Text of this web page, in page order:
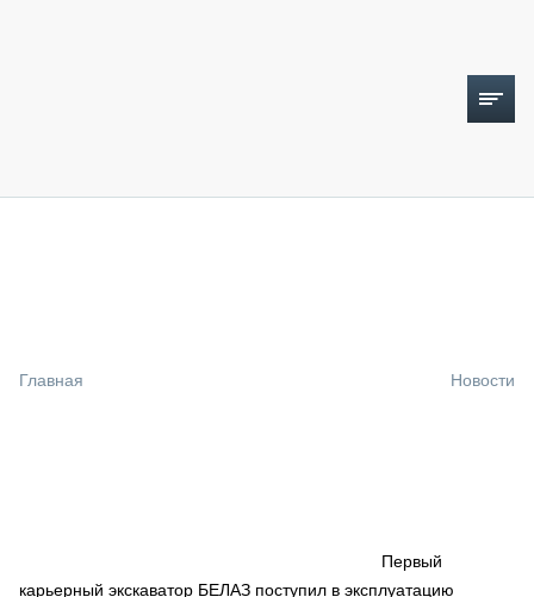
СПЕЦПРОЕКТЫ
Главная Новости
Первый
карьерный экскаватор БЕЛАЗ поступил в эксплуатацию